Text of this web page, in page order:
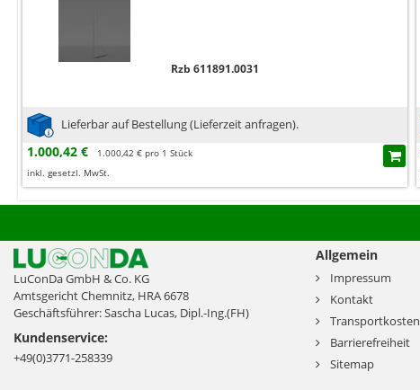
Rzb 611891.0031
Lieferbar auf Bestellung (Lieferzeit anfragen).
1.000,42 €
1.000,42 € pro 1 Stück
inkl. gesetzl. MwSt.
LuConDa GmbH & Co. KG
Amtsgericht Chemnitz, HRA 6678
Geschäftsführer: Sascha Lucas, Dipl.-Ing.(FH)
Kundenservice:
+49(0)3771-258339
Allgemein
Impressum
Kontakt
Transportkosten
Barrierefreiheit
Sitemap